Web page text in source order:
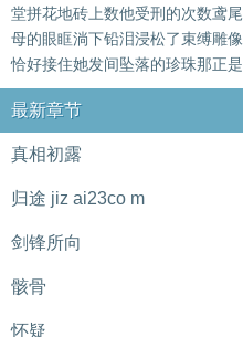
堂拼花地砖上数他受刑的次数鸢
母的眼眶淌下铅泪浸松了束缚雕
恰好接住她发间坠落的珍珠那正
最新章节
真相初露
归途 jiz ai23co m
剑锋所向
骸骨
怀疑